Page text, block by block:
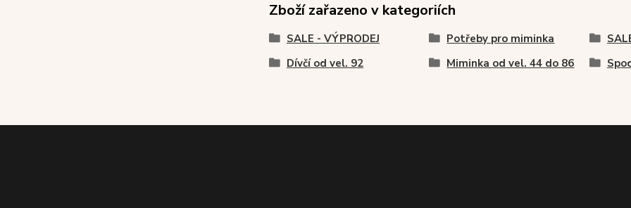
Zboží zařazeno v kategoriích
SALE - VÝPRODEJ Potřeby pro miminka
Dívčí od vel. 92
Miminka od vel. 44 do 86